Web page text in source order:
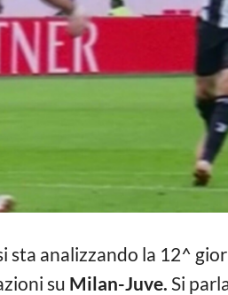
sta analizzando la 12^
su Milan-Juve. Si